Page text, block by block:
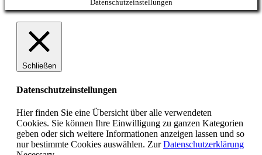
Datenschutzeinstellungen
Schließen
Datenschutzeinstellungen
Hier finden Sie eine Übersicht über alle verwendeten
Cookies. Sie können Ihre Einwilligung zu ganzen Kategorien
geben oder sich weitere Informationen anzeigen lassen und so
nur bestimmte Cookies auswählen. ZurDatenschutzerklärung